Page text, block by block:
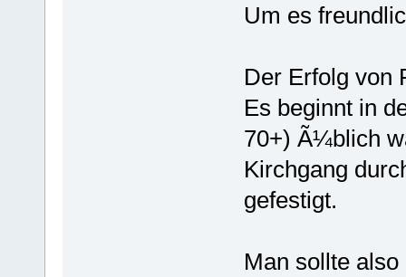
Um es
Der Erfolg von
Es beginnt in
70+) Ã¼blich
Kirchgang
gefestigt.
Man sollte